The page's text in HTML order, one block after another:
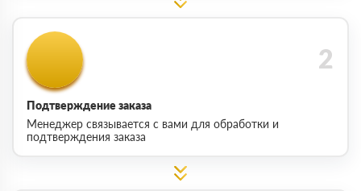
Подтверждение заказа
Менеджер связывается с вами для обработки и
подтверждения заказа